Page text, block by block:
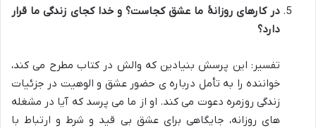
در کارهای روزانۀ ما عشق کجاست؟ و خدا کجای زندگی ما قرار
دارد؟
تفسیر: این پرسش بنیادین که والش در کتاب مطرح می کند،
خواننده را به تأمل درباره ی حضور عشق و الوهیت در جزئیات
زندگی روزمره دعوت می کند. او از ما می پرسد که آیا در مشغله
های روزانه، جایگاهی برای عشق بی قید و شرط و ارتباط با